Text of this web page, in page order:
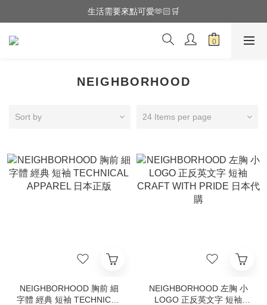
全館滿$3000享『超商』免運費
生活需要來點可愛🫶🏻🛒
全館滿$3000享『超商』免運費
NEIGHBORHOOD
Sort by 24 Items per page
NEIGHBORHOOD 胸前 細
字體 經典 短袖 TECHNICAL
NEIGHBORHOOD 左胸 小
LOGO 正反英文字 短袖